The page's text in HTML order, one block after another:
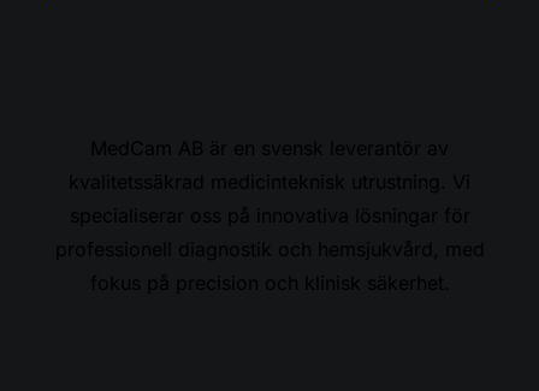
MedCam AB är en svensk leverantör av
kvalitetssäkrad medicinteknisk utrustning. Vi
specialiserar oss på innovativa lösningar för
professionell diagnostik och hemsjukvård, med
fokus på precision och klinisk säkerhet.